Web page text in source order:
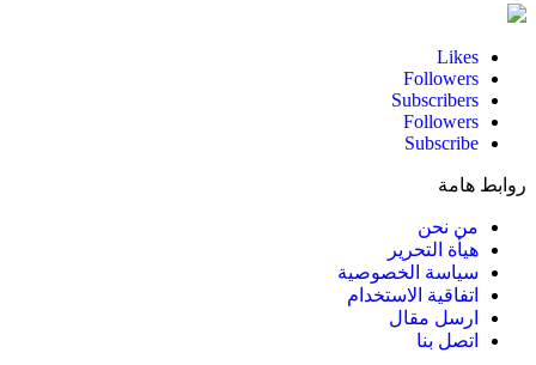
Likes
Followers
Subscribers
Followers
Subscribe
روابط هامة
من نحن
هيأة التحرير
سياسة الخصوصية
اتفاقية الاستخدام
ارسل مقال
اتصل بنا